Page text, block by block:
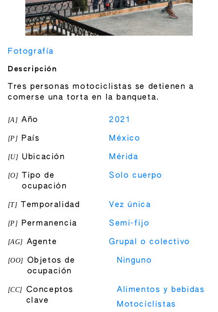
Fotografía
Descripción
Tres personas motociclistas se detienen a
comerse una torta en la banqueta.
[A ] Año 2021
[P] País México
[U] Ubicación Mérida
[O]
Tipo de
ocupación
Solo cuerpo
[T] Temporalidad Vez única
[P] Permanencia Semi-fijo
[AG] Agente Grupal o colectivo
[OO] Objetos de
ocupación
Ninguno
[CC] Conceptos
clave
Alimentos y bebidas
Motociclistas